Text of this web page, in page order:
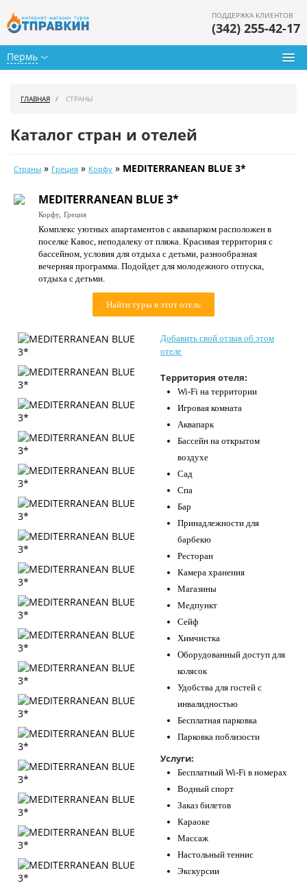
Пермь
ПОДДЕРЖКА КЛИЕНТОВ
(342) 255-42-17
Календарь туров
Цены дня
Страны
Как купить
ГЛАВНАЯ СТРАНЫ
Каталог стран и отелей
Страны » Греция » Корфу » MEDITERRANEAN BLUE 3*
MEDITERRANEAN BLUE 3*
Корфу, Греция
Комплекс уютных апартаментов с аквапарком расположен в
поселке Кавос, неподалеку от пляжа. Красивая территория с
бассейном, условия для отдыха с детьми, разнообразная
вечерняя программа. Подойдет для молодежного отпуска,
отдыха с детьми.
Найти туры в этот отель
Добавить свой отзыв об этом
отеле
Территория отеля:
Wi-Fi на территории
Игровая комната
Аквапарк
Бассейн на открытом
воздухе
Сад
Спа
Бар
Принадлежности для
барбекю
Ресторан
Камера хранения
Магазины
Медпункт
Сейф
Химчистка
Оборудованный доступ для
колясок
Удобства для гостей с
инвалидностью
Бесплатная парковка
Парковка поблизости
Услуги:
Бесплатный Wi-Fi в номерах
Водный спорт
Заказ билетов
Караоке
Массаж
Настольный теннис
Экскурсии